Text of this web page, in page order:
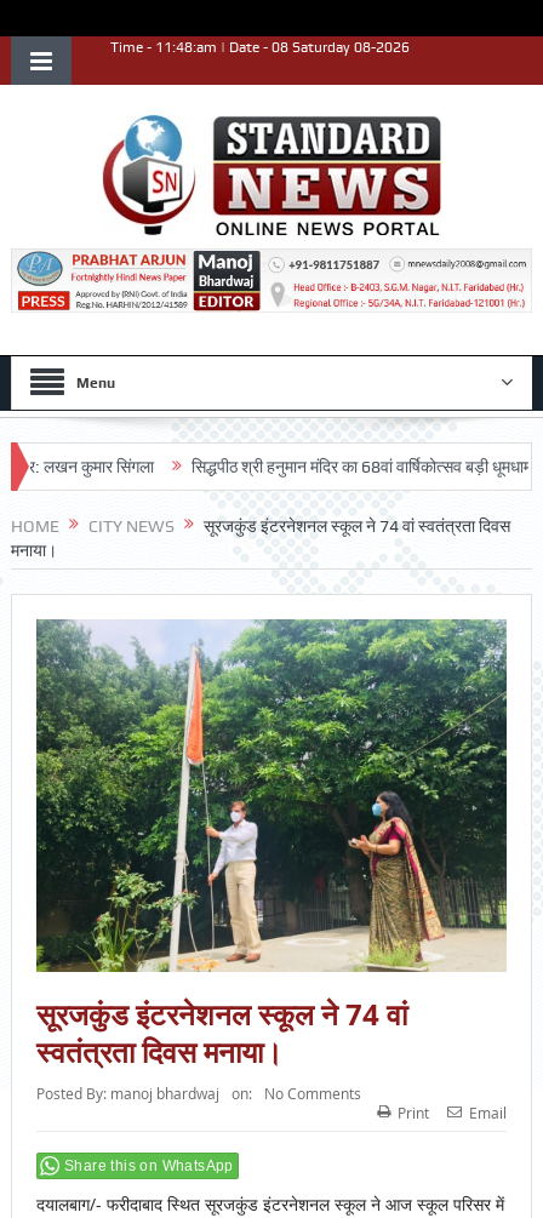
Time - 11:48:am | Date - 08 Saturday 08-2026
Menu
लखन कुमार सिंगला सिद्धपीठ श्री हनुमान मंदिर का 68वां वार्षिकोत्सव बड़ी धूमधाम से
HOME CITY NEWS
सूरजकुंड इंटरनेशनल स्कूल ने 74 वां स्वतंत्रता दिवस
मनाया।
सूरजकुंड इंटरनेशनल स्कूल ने 74 वां
स्वतंत्रता दिवस मनाया।
Posted By: manoj bhardwaj on:
No Comments
Print
Email
Share this on WhatsApp
दयालबाग/- फरीदाबाद स्थित सूरजकुंड इंटरनेशनल स्कूल ने आज स्कूल परिसर में